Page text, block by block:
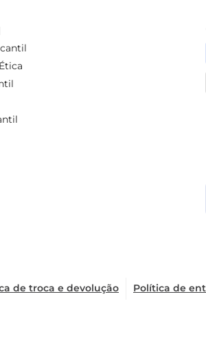
de troca e devolução Política de